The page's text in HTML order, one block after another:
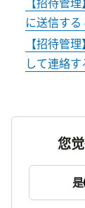
に送信する
【招待管
して連絡す
您
是